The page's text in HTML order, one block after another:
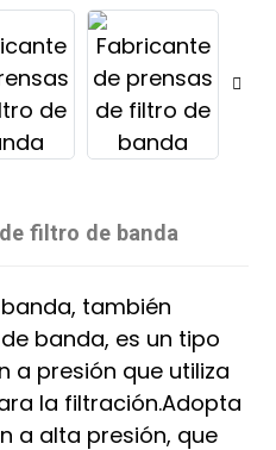
filtro de banda
también
banda, es un tipo
a presión que utiliza
la filtración.Adopta
a alta presión, que